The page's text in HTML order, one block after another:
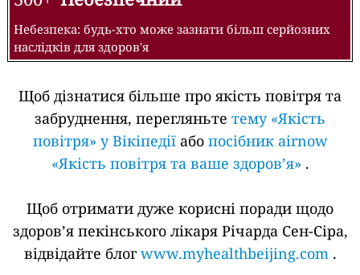
Небезпека: будь-хто може зазнати більш серйозних
наслідків для здоров'я
Щоб дізнатися більше про якість повітря та
забруднення, перегляньте тему «Якість
повітря» у Вікіпедіїабо посібник airnow
«Якість повітря та ваше здоров’я» .
Щоб отримати дуже корисні поради щодо
здоров’я пекінського лікаря Річарда Сен-Сіра,
відвідайте блог www.myhealthbeijing.com.